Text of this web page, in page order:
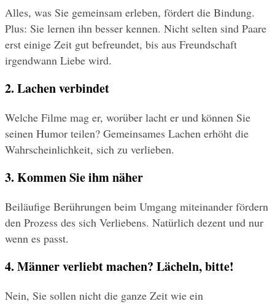
Alles, was Sie gemeinsam erleben, fördert die Bindung.
Plus: Sie lernen ihn besser kennen. Nicht selten sind Paare
erst einige Zeit gut befreundet, bis aus Freundschaft
irgendwann Liebe wird.
2. Lachen verbindet
Welche Filme mag er, worüber lacht er und können Sie
seinen Humor teilen? Gemeinsames Lachen erhöht die
Wahrscheinlichkeit, sich zu verlieben.
3. Kommen Sie ihm näher
Beiläufige Berührungen beim Umgang miteinander fördern
den Prozess des sich Verliebens. Natürlich dezent und nur
wenn es passt.
4. Männer verliebt machen? Lächeln, bitte!
Nein, Sie sollen nicht die ganze Zeit wie ein